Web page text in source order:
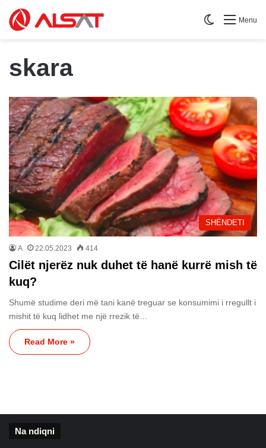
Menu
Switch skin
skara
SHËNDETI
A 22.05.2023 414
Cilët njerëz nuk duhet të hanë kurrë mish të
kuq?
Shumë studime deri më tani kanë treguar se konsumimi i rregullt i
mishit të kuq lidhet me një rrezik të…
Read More »
Na ndiqni